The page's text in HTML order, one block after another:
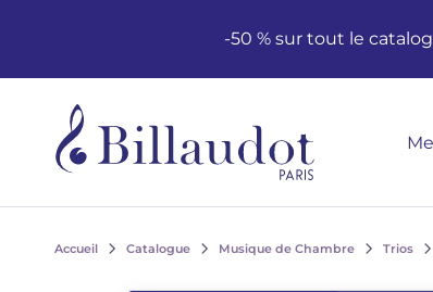
-50 % sur tout le
Accueil Catalogue Musique de Chambre Trios